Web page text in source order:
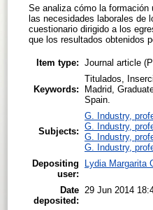
Se analiza cómo la formación
las necesidades laborales de
cuestionario dirigido a los
que los resultados obtenidos
Item type: Journal article
Keywords:
Titulados,
Madrid,
Spain.
Subjects:
G. Industry,
G. Industry,
G. Industry,
G. Industry,
Depositing
user:
Lydia Margarita
Date
deposited:
29 Jun 2014